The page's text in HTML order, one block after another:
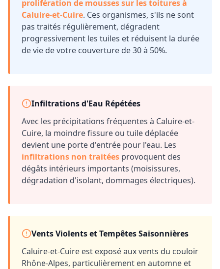
prolifération de mousses sur les toitures à
Caluire-et-Cuire. Ces organismes, s'ils ne sont
pas traités régulièrement, dégradent
progressivement les tuiles et réduisent la durée
de vie de votre couverture de 30 à 50%.
Infiltrations d'Eau Répétées
Avec les précipitations fréquentes à Caluire-et-
Cuire, la moindre fissure ou tuile déplacée
devient une porte d'entrée pour l'eau. Les
infiltrations non traitées provoquent des
dégâts intérieurs importants (moisissures,
dégradation d'isolant, dommages électriques).
Vents Violents et Tempêtes Saisonnières
Caluire-et-Cuire est exposé aux vents du couloir
Rhône-Alpes, particulièrement en automne et